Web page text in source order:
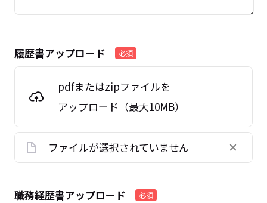
履歴書アップロード 必須
pdfまたはzipファイルを
アップロード（最大10MB）
ファイルが選択されていません
職務経歴書アップロード 必須